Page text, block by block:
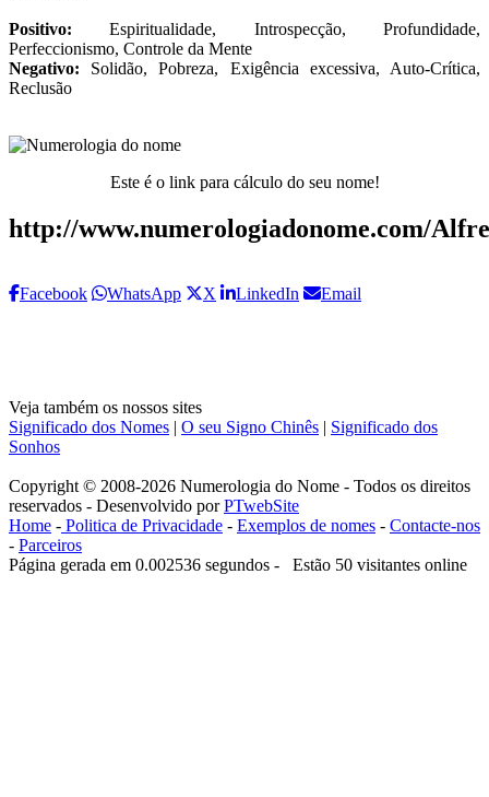
Positivo: Espiritualidade, Introspecção, Profundidade,
Perfeccionismo, Controle da Mente
Negativo: Solidão, Pobreza, Exigência excessiva, Auto-Crítica,
Reclusão
Este é o link para cálculo do seu nome!
http://www.numerologiadonome.com/
Facebook WhatsApp X LinkedIn Email
Veja também os nossos sites
Significado dos Nomes
O seu Signo Chinês
Significado dos
Sonhos
Copyright © 2008-2026 Numerologia do Nome - Todos os direitos
reservados - Desenvolvido porPTwebSite
Home - Politica de Privacidade - Exemplos de nomes - Contacte-nos
- Parceiros
Página gerada em 0.002536 segundos - Estão 50 visitantes online